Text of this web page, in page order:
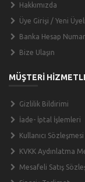
Hakkımızda
Üye Girişi / Yeni
Banka Hesap
Bize Ulaşın
MÜŞTERİ
Gizlilik Bildirimi
İade- İptal İşlemleri
Kullanıcı Sözleşmesi
KVKK Aydınlatma
Mesafeli Satış